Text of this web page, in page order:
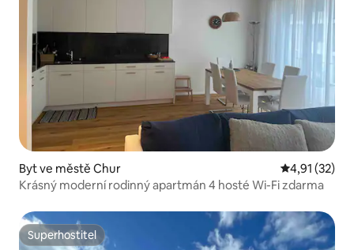
Byt ve městě Chur Průměrné
4,91 (32)
Krásný moderní rodinný apartmán 4 hosté Wi-Fi zdarma
Superhostitel
Superhostitel